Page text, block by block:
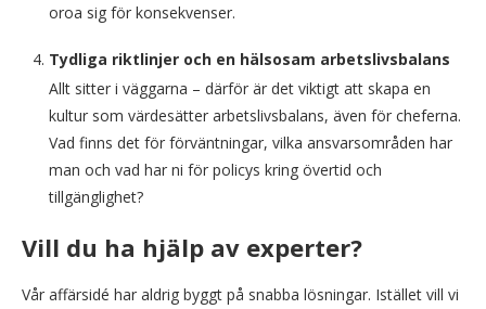
oroa sig för konsekvenser.
Tydliga riktlinjer och en hälsosam arbetslivsbalans
Allt sitter i väggarna – därför är det viktigt att skapa en
kultur som värdesätter arbetslivsbalans, även för cheferna.
Vad finns det för förväntningar, vilka ansvarsområden har
man och vad har ni för policys kring övertid och
tillgänglighet?
Vill du ha hjälp av experter?
Vår affärsidé har aldrig byggt på snabba lösningar. Istället vill vi